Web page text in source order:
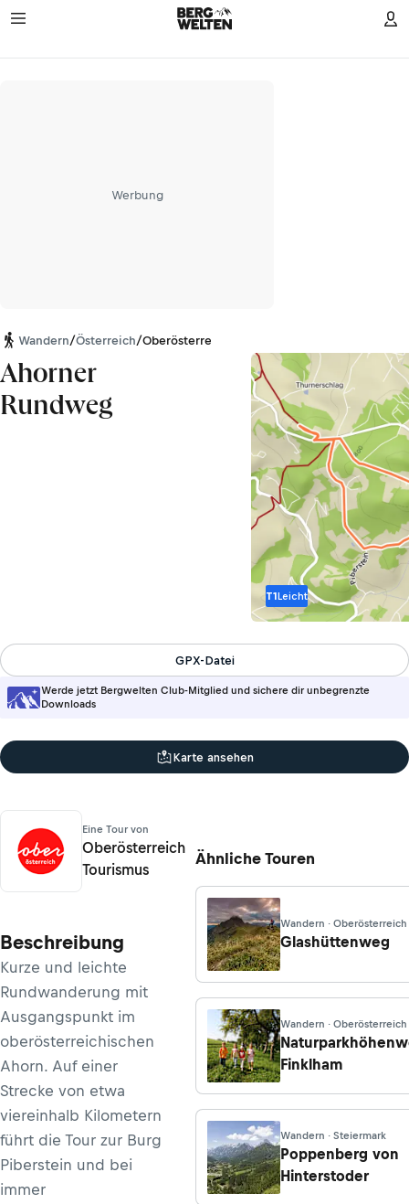
Werbung
Wandern/Österreich/Oberösterreich
Ahorner
Rundweg
T1Leicht
Werde jetzt Bergwelten Club-Mitglied und sichere dir unbegrenzte
Downloads
GPX-Datei
Karte ansehen
Eine Tour von
Oberösterreich
Tourismus
Beschreibung
Kurze und leichte
Rundwanderung mit
Ausgangspunkt im
oberösterreichischen
Ahorn. Auf einer
Strecke von etwa
viereinhalb Kilometern
führt die Tour zur Burg
Piberstein und bei
immer
Ähnliche Touren
Wandern · Oberösterreich
Glashüttenweg
Wandern · Oberösterreich
Finklham
Wandern · Steiermark
Poppenberg von
Hinterstoder